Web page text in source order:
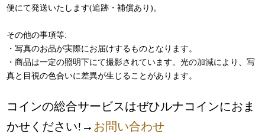
便にて発送いたします(追跡・補償あり)。
その他の事項等:
・写真のお品が実際にお届けするものとなります。
・商品は一定の照明下にて撮影されています。光の加減により、写
真と目視の色合いに差異が生じることがあります。
コインの総合サービスはぜひルナコインにおま
かせください!→ お問い合わせ